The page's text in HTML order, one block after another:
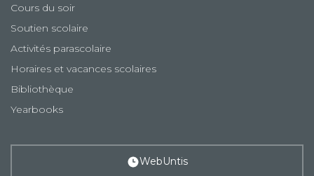
Cours du soir
Soutien scolaire
Activités parascolaire
Horaires et vacances scolaires
Bibliothèque
Yearbooks
WebUntis